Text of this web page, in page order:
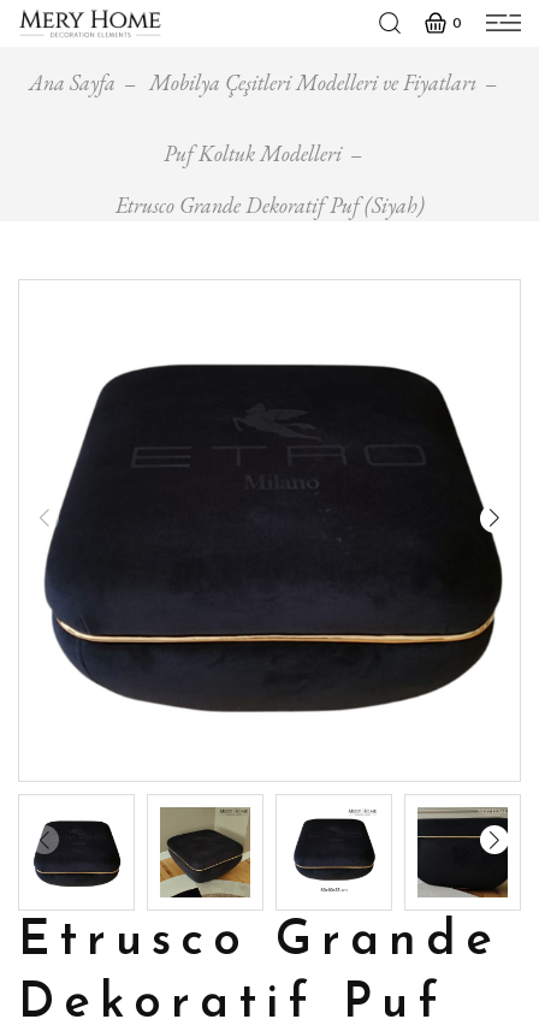
0
Ana Sayfa Mobilya Çeşitleri Modelleri ve Fiyatları
Puf Koltuk Modelleri
Etrusco Grande Dekoratif Puf (Siyah)
Etrusco Grande
Dekoratif Puf